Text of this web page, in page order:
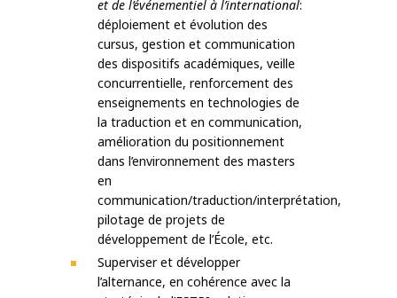
et de l’événementiel à l’international:
déploiement et évolution des
cursus, gestion et communication
des dispositifs académiques, veille
concurrentielle, renforcement des
enseignements en technologies de
la traduction et en communication,
amélioration du positionnement
dans l’environnement des masters
en
communication/traduction/interprétation,
pilotage de projets de
développement de l’École, etc.
Superviser et développer
l’alternance, en cohérence avec la